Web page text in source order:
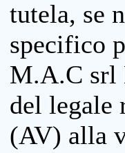
tutela, se
specifico
M.A.C srl
del legale
(AV) alla